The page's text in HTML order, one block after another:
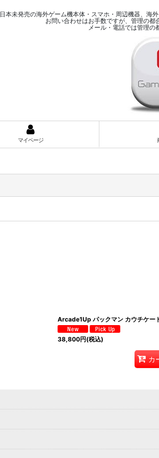
日本未発売の海外ゲーム機本体・スマホ・周辺機器、海
お問い合わせはお手数ですが、管理の都
メール・電話では管理の
マイページ
Arcade1Up パックマン カウチケー
38,800円(税込)
カ